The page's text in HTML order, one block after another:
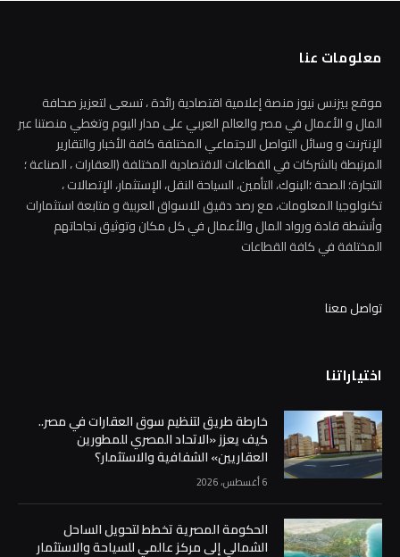
معلومات عنا
موقع بيزنس نيوز منصة إعلامية اقتصادية رائدة ، تسعى لتعزيز صحافة
المال و الأعمال في مصر والعالم العربي على مدار اليوم وتغطي منصتنا عبر
الإنترنت و وسائل التواصل الاجتماعي المختلفة كافة الأخبار والتقارير
المرتبطة بالشركات في القطاعات الاقتصادية المختلفة (العقارات ، الصناعة ؛
التجارة؛ الصحة ؛البنوك، التأمين، السياحة النقل، الإستثمار، الإتصالات ،
تكنولوجيا المعلومات، مع رصد دقيق للاسواق العربية و متابعة استثمارات
وأنشطة قادة ورواد المال والأعمال في كل مكان وتوثيق نجاحاتهم
المختلفة في كافة القطاعات
تواصل معنا
اختياراتنا
خارطة طريق لتنظيم سوق العقارات في مصر..
كيف يعزز «الاتحاد المصري للمطورين
العقاريين» الشفافية والاستثمار؟
6 أغسطس، 2026
الحكومة المصرية تخطط لتحويل الساحل
الشمالي إلى مركز عالمي للسياحة والاستثمار